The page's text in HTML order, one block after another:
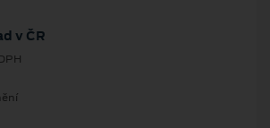
v ČR